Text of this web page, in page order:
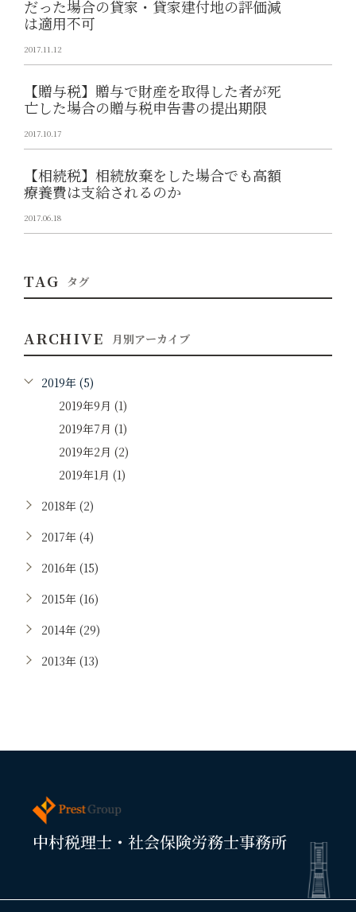
だった場合の貸家・貸家建付地の評価減
は適用不可
2017.11.12
【贈与税】贈与で財産を取得した者が死
亡した場合の贈与税申告書の提出期限
2017.10.17
【相続税】相続放棄をした場合でも高額
療養費は支給されるのか
2017.06.18
TAG タグ
ARCHIVE 月別アーカイブ
2019年 (5)
2019年9月 (1)
2019年7月 (1)
2019年2月 (2)
2019年1月 (1)
2018年 (2)
2017年 (4)
2016年 (15)
2015年 (16)
2014年 (29)
2013年 (13)